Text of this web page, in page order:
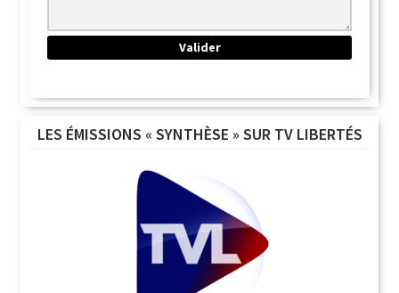
LES ÉMISSIONS « SYNTHÈSE » SUR TV LIBERTÉS